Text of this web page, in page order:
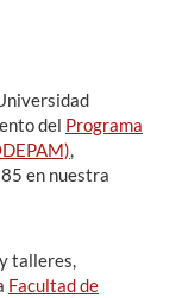
del Programa
,
en nuestra
talleres,
Facultad de